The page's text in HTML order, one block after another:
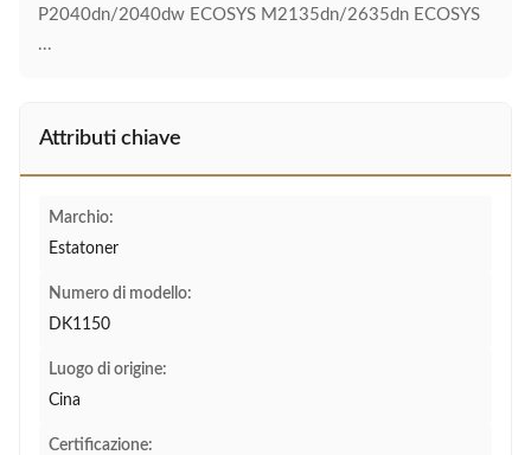
P2040dn/2040dw ECOSYS M2135dn/2635dn ECOSYS
...
Attributi chiave
Marchio:
Estatoner
Numero di modello:
DK1150
Luogo di origine:
Cina
Certificazione: